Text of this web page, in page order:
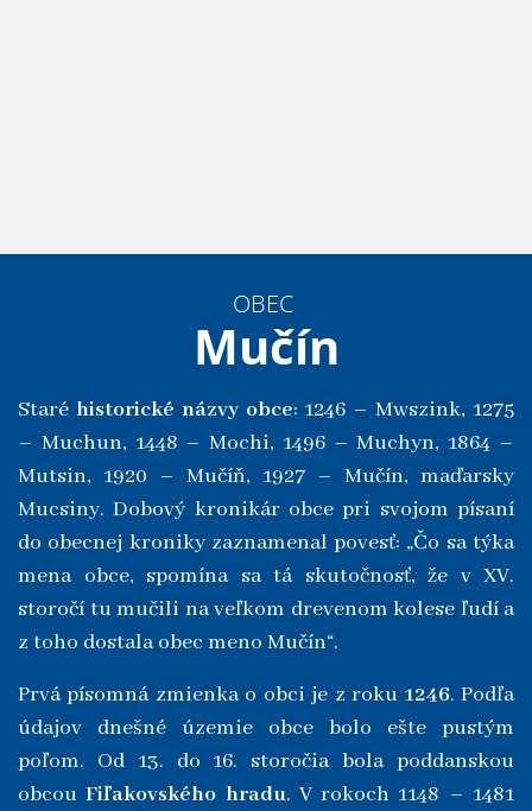
OBEC
Mučín
Staré historické názvy obce: 1246 – Mwszink, 1275
– Muchun, 1448 – Mochi, 1496 – Muchyn, 1864 –
Mutsin, 1920 – Mučíň, 1927 – Mučín, maďarsky
Mucsiny. Dobový kronikár obce pri svojom písaní
do obecnej kroniky zaznamenal povesť: „Čo sa týka
mena obce, spomína sa tá skutočnosť, že v XV.
storočí tu mučili na veľkom drevenom kolese ľudí a
z toho dostala obec meno Mučín“.
Prvá písomná zmienka o obci je z roku 1246. Podľa
údajov dnešné územie obce bolo ešte pustým
poľom. Od 13. do 16. storočia bola poddanskou
obcouFiľakovského hradu. V rokoch 1148 – 1481